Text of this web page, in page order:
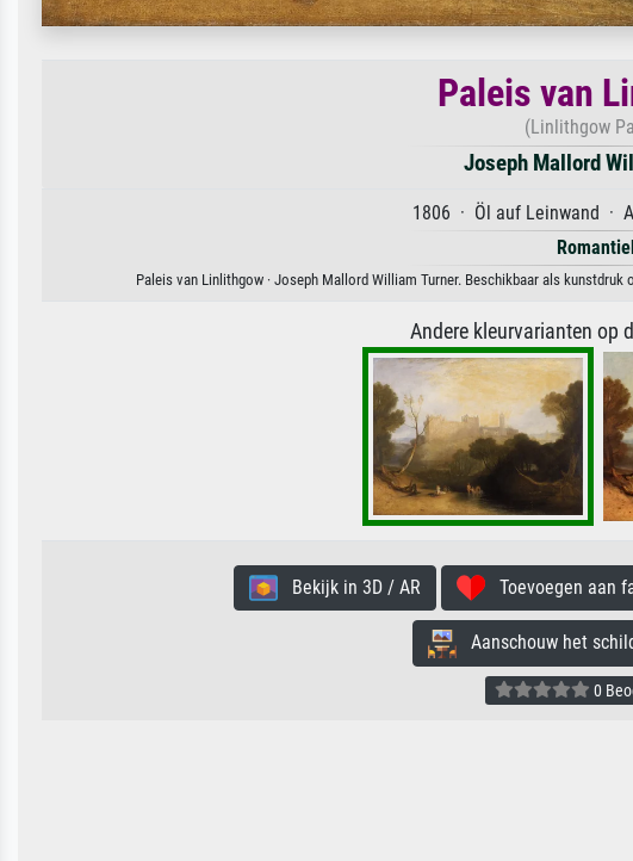
Paleis van
(Linlithgow
Joseph Mallord
1806 · Öl auf Leinwand ·
Paleis van Linlithgow · Joseph Mallord William Turner. Beschikbaar als
Andere kleurvarianten op
Bekijk in 3D / AR Toevoegen aan
Aanschouw het
0